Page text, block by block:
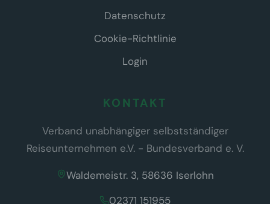
Datenschutz
Cookie-Richtlinie
Login
KONTAKT
Verband unabhängiger selbstständiger
Reiseunternehmen e.V. - Bundesverband e. V.
Waldemeistr. 3, 58636 Iserlohn
02371 151955